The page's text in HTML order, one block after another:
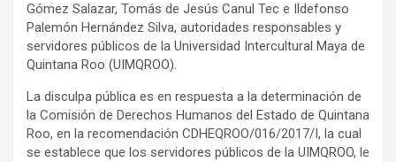
Gómez Salazar, Tomás de Jesús Canul Tec e Ildefonso
Palemón Hernández Silva, autoridades responsables y
servidores públicos de la Universidad Intercultural Maya de
Quintana Roo (UIMQROO).
La disculpa pública es en respuesta a la determinación de
la Comisión de Derechos Humanos del Estado de Quintana
Roo, en la recomendación CDHEQROO/016/2017/I, la cual
se establece que los servidores públicos de la UIMQROO, le